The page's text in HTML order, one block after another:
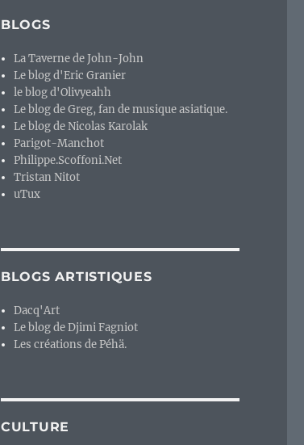
BLOGS
La Taverne de John-John
Le blog d'Eric Granier
le blog d'Olivyeahh
Le blog de Greg, fan de musique asiatique.
Le blog de Nicolas Karolak
Parigot-Manchot
Philippe.Scoffoni.Net
Tristan Nitot
uTux
BLOGS ARTISTIQUES
Dacq'Art
Le blog de Djimi Fagniot
Les créations de Péhä.
CULTURE